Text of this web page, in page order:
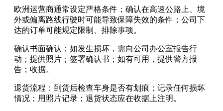
欧洲运营商通常设定严格条件；确认在高速公路上、境
外或偏离路线行驶时可能导致保障失效的条件；公司下
达的订单可能规定限制、排除事项。
确认书面确认；如发生损坏，需向公司办公室报告行
动；提供照片；签署确认书；如有可用，提供警方报
告；收据。
退货流程：到货后检查车身是否有划痕；记录任何损坏
情况；用照片记录；退货状态应在收据上注明。